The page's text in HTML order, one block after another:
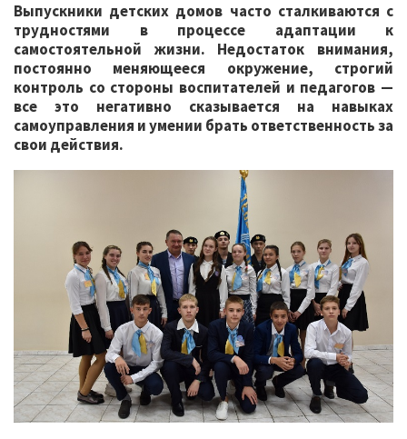
Выпускники детских домов часто сталкиваются с
трудностями в процессе адаптации к
самостоятельной жизни. Недостаток внимания,
постоянно меняющееся окружение, строгий
контроль со стороны воспитателей и педагогов —
все это негативно сказывается на навыках
самоуправления и умении брать ответственность за
свои действия.